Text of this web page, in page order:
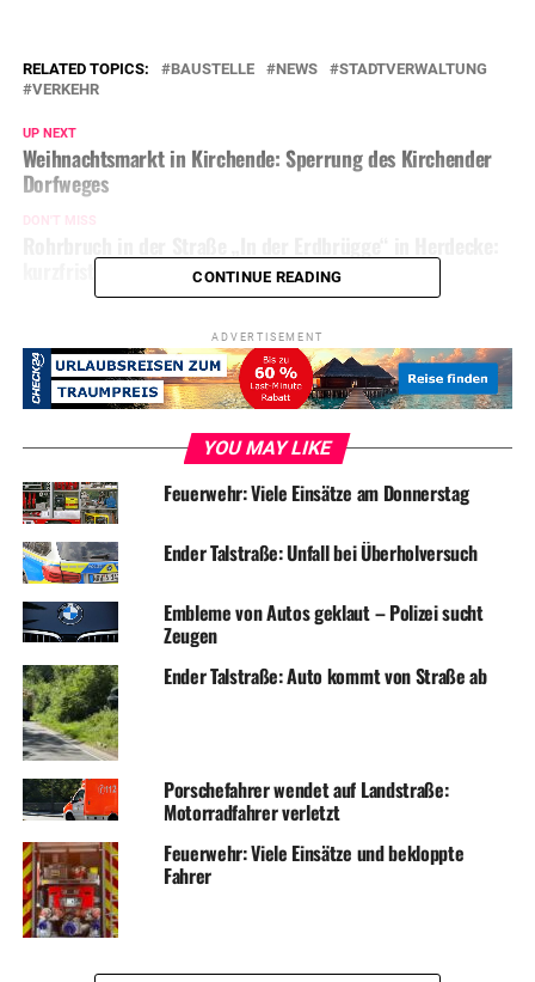
RELATED TOPICS: BAUSTELLE NEWS
STADTVERWALTUNG
VERKEHR
UP NEXT
Weihnachtsmarkt in Kirchende: Sperrung des Kirchender
Dorfweges
DON'T MISS
kurzfristige VollsperrungCONTINUE READING
ADVERTISEMENT
YOU MAY LIKE
Feuerwehr: Viele Einsätze am Donnerstag
Ender Talstraße: Unfall bei Überholversuch
Embleme von Autos geklaut – Polizei sucht
Zeugen
Ender Talstraße: Auto kommt von Straße ab
Porschefahrer wendet auf Landstraße:
Motorradfahrer verletzt
Feuerwehr: Viele Einsätze und bekloppte
Fahrer